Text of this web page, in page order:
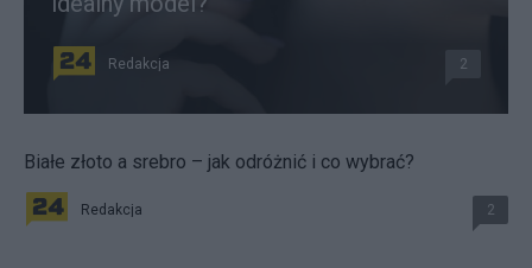
Redakcja 2
Białe złoto a srebro – jak odróżnić i co wybrać?
Redakcja 2